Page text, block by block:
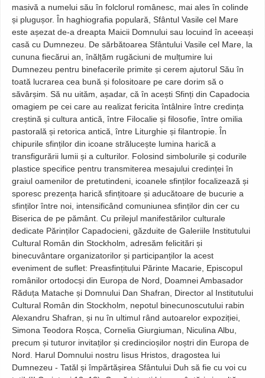
masivă a numelui său în folclorul românesc, mai ales în colinde
și plugușor. În haghiografia populară, Sfântul Vasile cel Mare
este așezat de-a dreapta Maicii Domnului sau locuind în aceeași
casă cu Dumnezeu. De sărbătoarea Sfântului Vasile cel Mare, la
cununa fiecărui an, înălțăm rugăciuni de mulțumire lui
Dumnezeu pentru binefacerile primite și cerem ajutorul Său în
toată lucrarea cea bună și folositoare pe care dorim să o
săvârșim. Să nu uităm, așadar, că în acești Sfinți din Capadocia
omagiem pe cei care au realizat fericita întâlnire între credința
creștină și cultura antică, între Filocalie și filosofie, între omilia
pastorală și retorica antică, între Liturghie și filantropie. În
chipurile sfinților din icoane strălucește lumina harică a
transfigurării lumii și a culturilor. Folosind simbolurile și codurile
plastice specifice pentru transmiterea mesajului credinței în
graiul oamenilor de pretutindeni, icoanele sfinților focalizează și
sporesc prezența harică sfințitoare și aducătoare de bucurie a
sfinților între noi, intensificând comuniunea sfinților din cer cu
Biserica de pe pământ. Cu prilejul manifestărilor culturale
dedicate Părinților Capadocieni, găzduite de Galeriile Institutului
Cultural Român din Stockholm, adresăm felicitări și
binecuvântare organizatorilor și participanților la acest
eveniment de suflet: Preasfințitului Părinte Macarie, Episcopul
românilor ortodocși din Europa de Nord, Doamnei Ambasador
Răduța Matache și Domnului Dan Shafran, Director al Institutului
Cultural Român din Stockholm, nepotul binecunoscutului rabin
Alexandru Shafran, și nu în ultimul rând autoarelor expoziției,
Simona Teodora Roșca, Cornelia Giurgiuman, Niculina Albu,
precum și tuturor invitaților și credincioșilor noștri din Europa de
Nord. Harul Domnului nostru Iisus Hristos, dragostea lui
Dumnezeu - Tatăl și împărtășirea Sfântului Duh să fie cu voi cu